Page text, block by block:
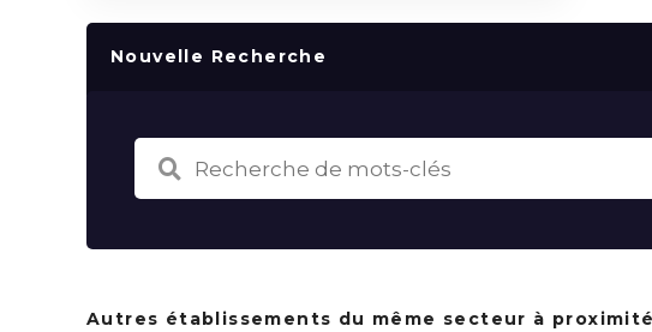
Nouvelle Recherche
Autres établissements du même secteur à proximité